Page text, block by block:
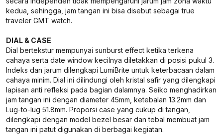
kedua, sehingga, jam tangan ini bisa disebut sebagai true
traveler GMT watch.
DIAL & CASE
Dial bertekstur mempunyai sunburst effect ketika terkena
cahaya serta date window kecilnya diletakkan di posisi pukul 3.
Indeks dan jarum dilengkapi LumiBrite untuk keterbacaan dalam
cahaya minim. Dial ini dilindungi oleh kristal safir yang dilengkapi
lapisan anti refleksi pada bagian dalamnya. Seiko menghadirkan
jam tangan ini dengan diameter 45mm, ketebalan 13.2mm dan
Lug-to-lug 51.8mm. Proporsi case yang cukup di tangan,
dilengkapi dengan model bezel besar dan tebal membuat jam
tangan ini patut digunakan di berbagai kegiatan.